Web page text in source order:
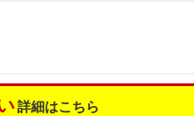
詳細はこちら